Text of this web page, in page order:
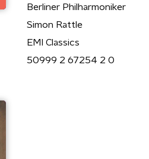
Berliner Philharmoniker
Simon Rattle
EMI Classics
50999 2 67254 2 0